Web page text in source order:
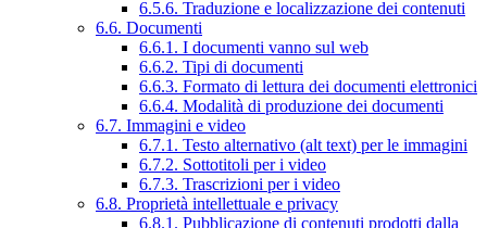
6.5.6. Traduzione e localizzazione dei contenuti
6.6. Documenti
6.6.1. I documenti vanno sul web
6.6.2. Tipi di documenti
6.6.3. Formato di lettura dei documenti elettronici
6.6.4. Modalità di produzione dei documenti
6.7. Immagini e video
6.7.1. Testo alternativo (alt text) per le immagini
6.7.2. Sottotitoli per i video
6.7.3. Trascrizioni per i video
6.8. Proprietà intellettuale e privacy
6.8.1. Pubblicazione di contenuti prodotti dalla